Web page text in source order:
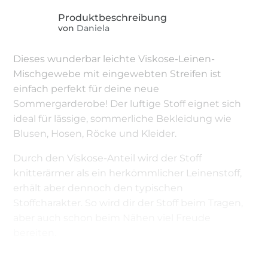
von Daniela
Dieses wunderbar leichte Viskose-Leinen-
Mischgewebe mit eingewebten Streifen ist
einfach perfekt für deine neue
Sommergarderobe! Der luftige Stoff eignet sich
ideal für lässige, sommerliche Bekleidung wie
Blusen, Hosen, Röcke und Kleider.
Durch den Viskose-Anteil wird der Stoff
knitterärmer als ein herkömmlicher Leinenstoff,
erhält aber dennoch den typischen